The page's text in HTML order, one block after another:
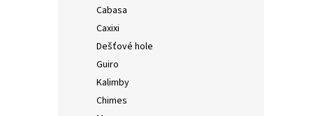
Cabasa
Caxixi
Dešťové hole
Guiro
Kalimby
Chimes